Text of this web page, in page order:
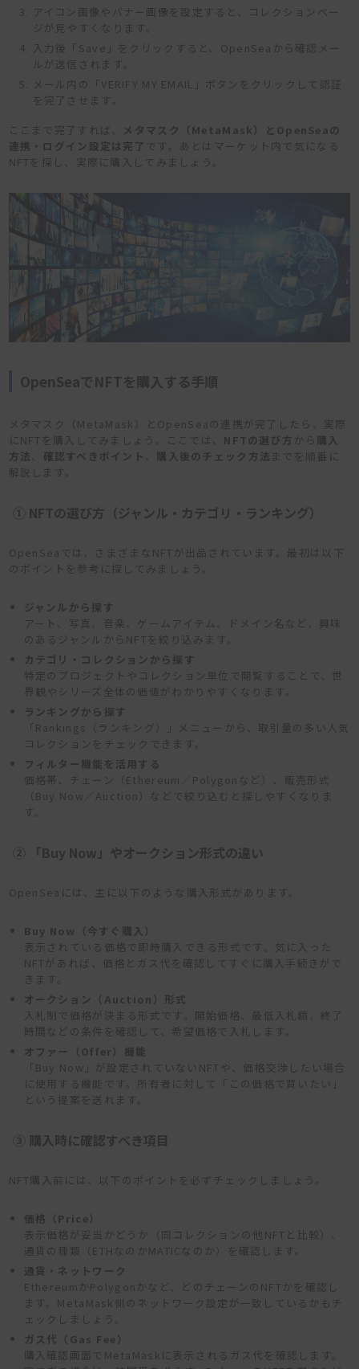
アイコン画像やバナー画像を設定すると、コレクションペー
ジが見やすくなります。
入力後「Save」をクリックすると、OpenSeaから確認メー
ルが送信されます。
メール内の「VERIFY MY EMAIL」ボタンをクリックして認証
を完了させます。
ここまで完了すれば、
メタマスク（MetaMask）とOpenSeaの
連携・ログイン設定は完了 です。あとはマーケット内で気になる
NFTを探し、実際に購入してみましょう。
OpenSeaでNFTを購入する手順
メタマスク（MetaMask）とOpenSeaの連携が完了したら、実際
にNFTを購入してみましょう。ここでは、 NFTの選び方 から 購入
方法
確認すべきポイント 購入後のチェック方法 までを順番に
解説します。
① NFTの選び方（ジャンル・カテゴリ・ランキング）
OpenSeaでは、さまざまなNFTが出品されています。最初は以下
のポイントを参考に探してみましょう。
ジャンルから探す
アート、写真、音楽、ゲームアイテム、ドメイン名など、興味
のあるジャンルからNFTを絞り込みます。
カテゴリ・コレクションから探す
特定のプロジェクトやコレクション単位で閲覧することで、世
界観やシリーズ全体の価値がわかりやすくなります。
ランキングから探す
「Rankings（ランキング）」メニューから、取引量の多い人気
コレクションをチェックできます。
フィルター機能を活用する
価格帯、チェーン（Ethereum／Polygonなど）、販売形式
（Buy Now／Auction）などで絞り込むと探しやすくなりま
す。
② 「Buy Now」やオークション形式の違い
OpenSeaには、主に以下のような購入形式があります。
Buy Now（今すぐ購入）
表示されている価格で即時購入できる形式です。気に入った
NFTがあれば、価格とガス代を確認してすぐに購入手続きがで
きます。
オークション（Auction）形式
入札制で価格が決まる形式です。開始価格、最低入札額、終了
時間などの条件を確認して、希望価格で入札します。
オファー（Offer）機能
「Buy Now」が設定されていないNFTや、価格交渉したい場合
に使用する機能です。所有者に対して「この価格で買いたい」
という提案を送れます。
③ 購入時に確認すべき項目
NFT購入前には、以下のポイントを必ずチェックしましょう。
価格（Price）
表示価格が妥当かどうか（同コレクションの他NFTと比較）、
通貨の種類（ETHなのかMATICなのか）を確認します。
通貨・ネットワーク
EthereumかPolygonかなど、どのチェーンのNFTかを確認し
ます。MetaMask側のネットワーク設定が一致しているかもチ
ェックしましょう。
ガス代（Gas Fee）
購入確認画面でMetaMaskに表示されるガス代を確認します。